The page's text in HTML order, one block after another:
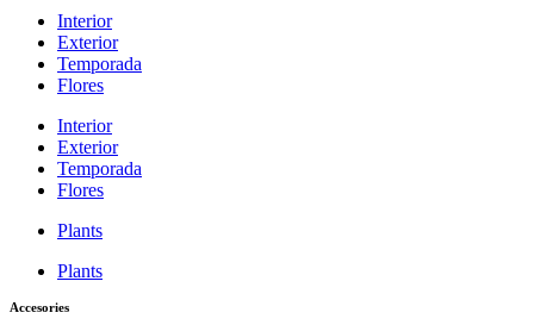
Interior
Exterior
Temporada
Flores
Interior
Exterior
Temporada
Flores
Plants
Plants
Accesories